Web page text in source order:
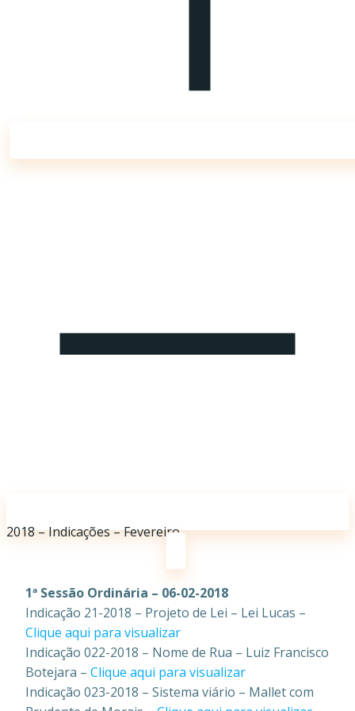
2018 – Indicações – Fevereiro
1ª Sessão Ordinária – 06-02-2018
Indicação 21-2018 – Projeto de Lei – Lei Lucas –
Clique aqui para visualizar
Indicação 022-2018 – Nome de Rua – Luiz Francisco
Botejara – Clique aqui para visualizar
Indicação 023-2018 – Sistema viário – Mallet com